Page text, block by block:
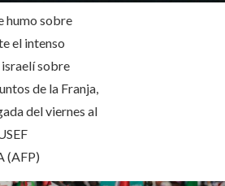
humo sobre
el intenso
sobre
de la Franja,
del viernes al
(AFP)